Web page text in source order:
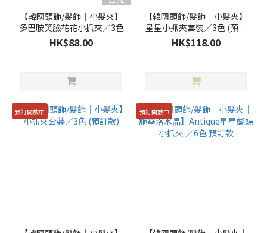
【韓國頭飾/髮飾｜小髮夾】
多巴胺笑臉花花小抓夾／3色
HK$88.00
【韓國頭飾/髮飾｜小髮夾】
星星小抓夾套裝／3色 (預訂
款)
HK$118.00
預訂開放中 預訂開放中